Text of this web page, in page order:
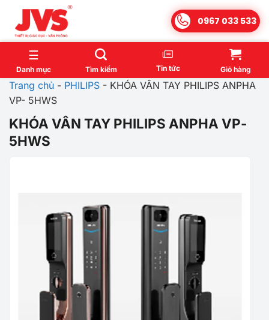
Danh mục Tìm kiếm Tin tức Giỏ hàng
0967 033 533
Trang chủ - PHILIPS - KHÓA VÂN TAY PHILIPS ANPHA
VP- 5HWS
KHÓA VÂN TAY PHILIPS ANPHA VP-
5HWS